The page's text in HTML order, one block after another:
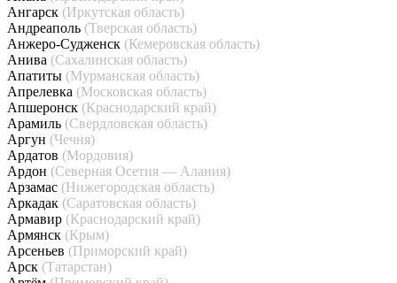
Ангарск (Иркутская область)
Андреаполь (Тверская область)
Анжеро-Судженск (Кемеровская область)
Анива (Сахалинская область)
Апатиты (Мурманская область)
Апрелевка (Московская область)
Апшеронск (Краснодарский край)
Арамиль (Свердловская область)
Аргун (Чечня)
Ардатов (Мордовия)
Ардон (Северная Осетия — Алания)
Арзамас (Нижегородская область)
Аркадак (Саратовская область)
Армавир (Краснодарский край)
Армянск (Крым)
Арсеньев (Приморский край)
Арск (Татарстан)